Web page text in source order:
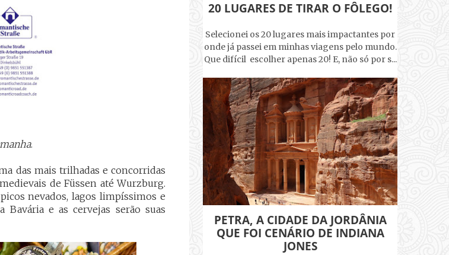
.
das mais trilhadas e concorridas
de Füssen até Wurzburg.
nevados, lagos limpíssimos e
Bavária e as cervejas serão suas
20 LUGARES DE TIRAR O FÔLEGO!
Selecionei os 20 lugares mais impactantes por
onde já passei em minhas viagens pelo mundo.
Que difícil escolher apenas 20! E, não só por s...
PETRA, A CIDADE DA JORDÂNIA
QUE FOI CENÁRIO DE INDIANA
JONES